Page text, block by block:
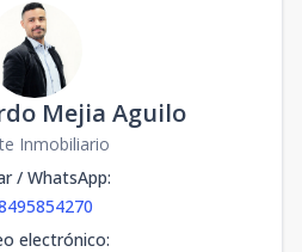
Mejia Aguilo
Inmobiliario
/ WhatsApp:
electrónico: